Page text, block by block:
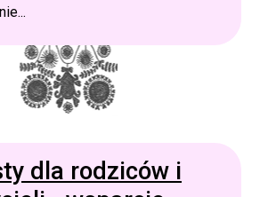
dla rodziców i